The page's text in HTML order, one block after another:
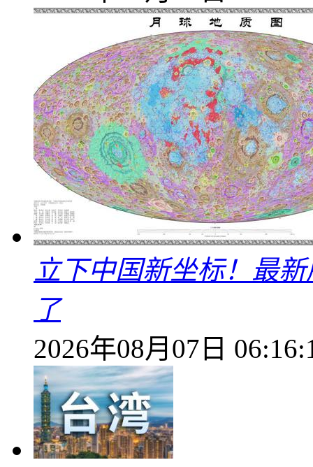
立下中国新坐标！最
了
2026年08月07日